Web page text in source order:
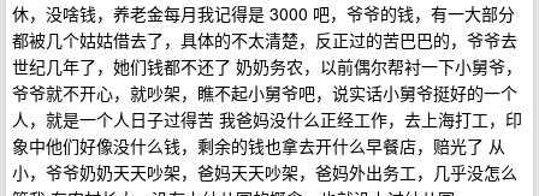
休，没啥钱，养老金每月我记得是 3000 吧，爷爷的钱，有一大部分
都被几个姑姑借去了，具体的不太清楚，反正过的苦巴巴的，爷爷去
世纪几年了，她们钱都不还了 奶奶务农，以前偶尔帮衬一下小舅爷，
爷爷就不开心，就吵架，瞧不起小舅爷吧，说实话小舅爷挺好的一个
人，就是一个人日子过得苦 我爸妈没什么正经工作，去上海打工，印
象中他们好像没什么钱，剩余的钱也拿去开什么早餐店，赔光了 从
小，爷爷奶奶天天吵架，爸妈天天吵架，爸妈外出务工，几乎没怎么